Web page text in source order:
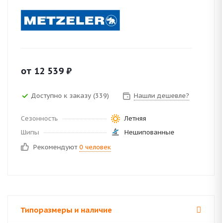
от 12 539 ₽
Доступно к заказу (339) Нашли дешевле?
Сезонность
Летняя
Шипы
Нешипованные
Рекомендуют 0 человек
Типоразмеры и наличие